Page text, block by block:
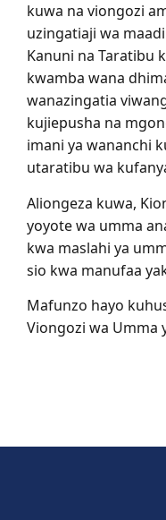
kuwa na viongozi
uzingatiaji wa
Kanuni na Taratibu
kwamba wana
wanazingatia
kujiepusha na
imani ya wananchi
utaratibu wa
Aliongeza kuwa,
yoyote wa umma
kwa maslahi ya
sio kwa manufaa
Mafunzo hayo
Viongozi wa Umma